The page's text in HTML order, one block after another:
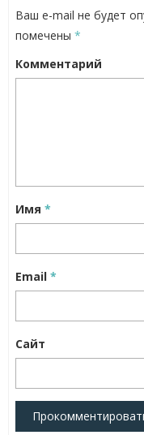
Ваш e-mail не будет
помечены *
Комментарий
Имя *
Email *
Сайт